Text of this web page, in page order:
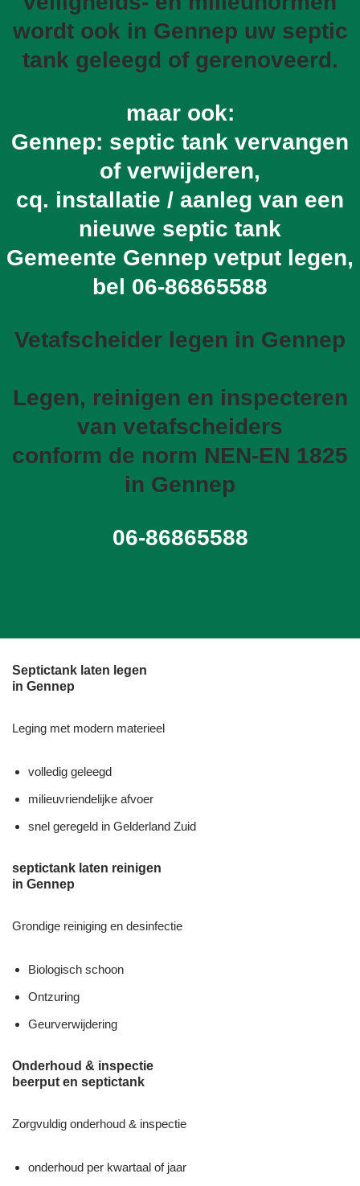
wordt ook in Gennep uw septic
tank geleegd of gerenoveerd.
maar ook:
Gennep: septic tank vervangen
of verwijderen,
cq. installatie / aanleg van een
nieuwe septic tank
Gemeente Gennep vetput legen,
bel 06-86865588
Vetafscheider legen in Gennep
Legen, reinigen en inspecteren
van vetafscheiders
conform de norm NEN-EN 1825
in Gennep
06-86865588
Septictank laten legen
in Gennep
Leging met modern materieel
volledig geleegd
milieuvriendelijke afvoer
snel geregeld in Gelderland Zuid
septictank laten reinigen
in Gennep
Grondige reiniging en desinfectie
Biologisch schoon
Ontzuring
Geurverwijdering
Onderhoud & inspectie
beerput en septictank
Zorgvuldig onderhoud & inspectie
onderhoud per kwartaal of jaar